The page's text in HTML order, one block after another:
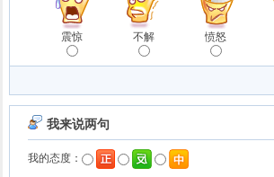
震惊 不解 愤怒